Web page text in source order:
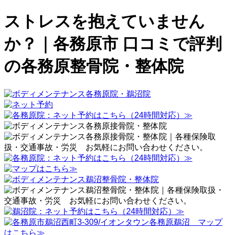
ストレスを抱えていません
か？｜各務原市 口コミで評判
の各務原整骨院・整体院